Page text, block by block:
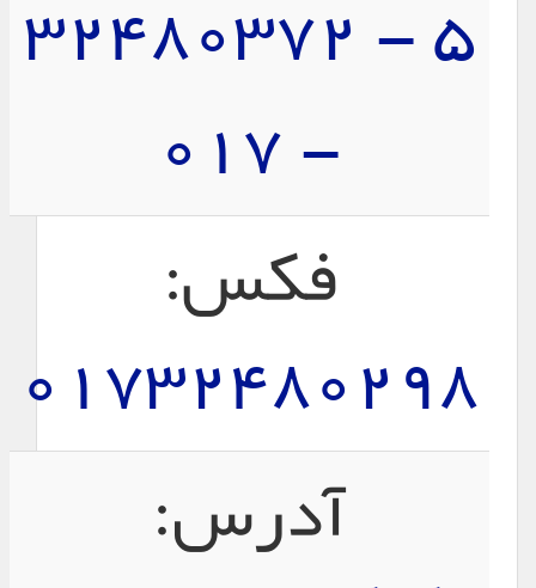
5 - 32480372
- 017
فکس:
01732480298
آدرس: